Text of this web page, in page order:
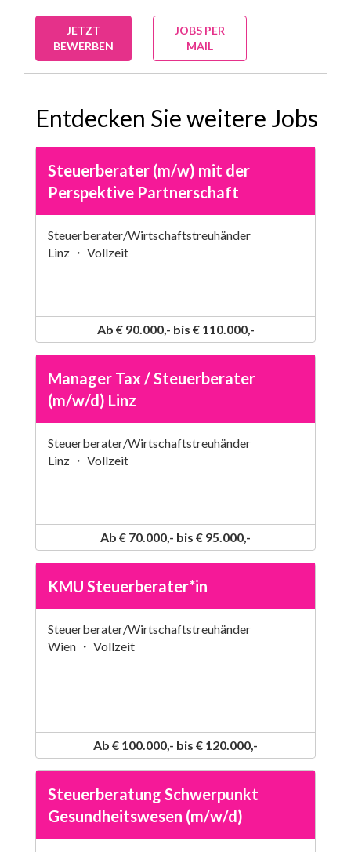
JETZT
BEWERBEN
JOBS PER
MAIL
Entdecken Sie weitere Jobs
Steuerberater (m/w) mit der
Perspektive Partnerschaft
Steuerberater/Wirtschaftstreuhänder
Linz ・ Vollzeit
Ab € 90.000,- bis € 110.000,-
Manager Tax / Steuerberater
(m/w/d) Linz
Steuerberater/Wirtschaftstreuhänder
Linz ・ Vollzeit
Ab € 70.000,- bis € 95.000,-
KMU Steuerberater*in
Steuerberater/Wirtschaftstreuhänder
Wien ・ Vollzeit
Ab € 100.000,- bis € 120.000,-
Steuerberatung Schwerpunkt
Gesundheitswesen (m/w/d)